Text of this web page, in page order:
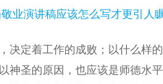
业演讲稿应该怎么写才更引
决定着工作的成败；以什么样
神圣的原因，也应该是师德水